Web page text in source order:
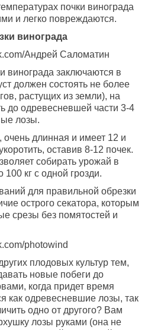
почки винограда
и легко повреждаются.
винограда
Андрей Саломатин
винограда заключаются в
должен состоять не более
растущих из земли), на
до одревесневшей части 3-4
лозы.
очень длинная и имеет 12 и
оставив 8-12 почек.
собирать урожай в
кг с одной грозди.
для правильной обрезки
острого секатора, которым
срезы без помятостей и
photowind
плодовых культур тем,
новые побеги до
когда придет время
как одревесневшие лозы, так
одно от другого? Вам
лозы руками (она не